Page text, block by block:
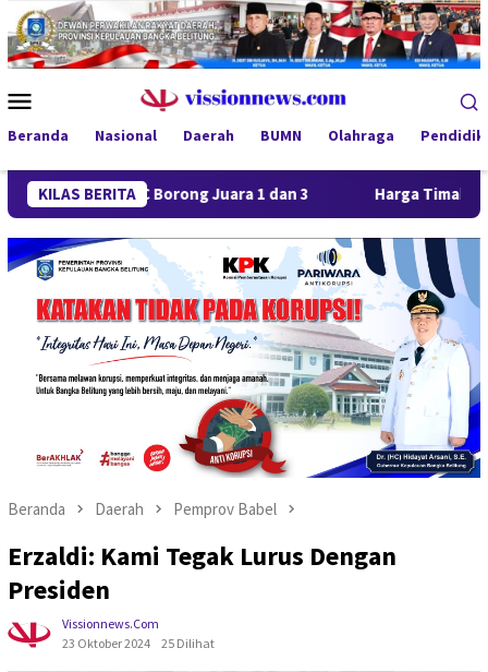
Loncat
ke
konten
Mobile
Beranda Nasional Daerah BUMN Olahraga
KILAS BERITA
FC Borong Juara 1 dan 3 Harga Timah Turun,
Beranda Daerah Pemprov Babel
Erzaldi: Kami Tegak Lurus Dengan
Presiden
Vissionnews.com
23 Oktober 2024
25 Dilihat